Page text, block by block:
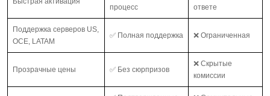
процесс ответе
Поддержка серверов US,
OCE, LATAM
✅ Полная поддержка ❌ Ограниченная
Прозрачные цены ✅ Без сюрпризов
❌ Скрытые
комиссии